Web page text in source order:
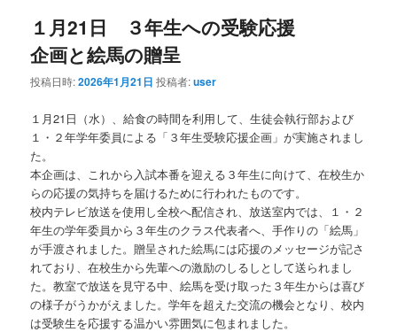
１月21日 ３年生への受験応援
企画と絵馬の贈呈
投稿日時:2026年1月21日 投稿者:user
１月21日（水）、給食の時間を利用して、生徒会執行部および
１・２年学年委員による「３年生受験応援企画」が実施されまし
た。
本企画は、これから入試本番を迎える３年生に向けて、在校生か
らの応援の気持ちを届けるために行われたものです。
校内テレビ放送を使用し全校へ配信され、放送室内では、１・２
年生の学年委員から３年生のクラス代表者へ、手作りの「絵馬」
が手渡されました。贈呈された絵馬には応援のメッセージが記さ
れており、在校生から先輩への激励のしるしとして送られまし
た。教室で放送を見守る中、絵馬を受け取った３年生からは喜び
の様子がうかがえました。学年を超えた交流の機会となり、校内
は受験生を応援する温かい雰囲気に包まれました。